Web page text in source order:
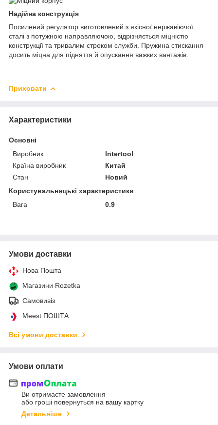
Надійна конструкція
Посилений регулятор виготовлений з якісної нержавіючої
сталі з потужною направляючою, відрізняється міцністю
конструкції та тривалим строком служби. Пружина стискання
досить міцна для підняття й опускання важких вантажів.
Приховати
Характеристики
Основні
Виробник
Intertool
Країна виробник
Китай
Стан
Новий
Користувальницькі характеристики
Вага
0.9
Умови доставки
Нова Пошта
Магазини Rozetka
Самовивіз
Meest ПОШТА
Всі умови доставки
Умови оплати
Ви отримаєте замовлення
або гроші повернуться на вашу картку
Детальніше